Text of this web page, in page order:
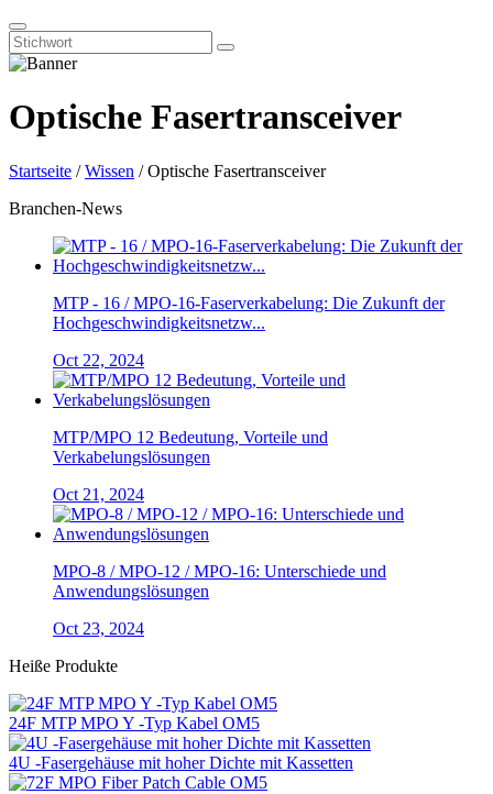
Optische Fasertransceiver
Startseite /Wissen /Optische Fasertransceiver
Branchen-News
MTP - 16 / MPO-16-Faserverkabelung: Die Zukunft der
Hochgeschwindigkeitsnetzw...
Oct 22, 2024
MTP/MPO 12 Bedeutung, Vorteile und
Verkabelungslösungen
Oct 21, 2024
MPO-8 / MPO-12 / MPO-16: Unterschiede und
Anwendungslösungen
Oct 23, 2024
Heiße Produkte
24F MTP MPO Y -Typ Kabel OM5
4U -Fasergehäuse mit hoher Dichte mit Kassetten